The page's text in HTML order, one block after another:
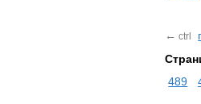
← ctrl
489